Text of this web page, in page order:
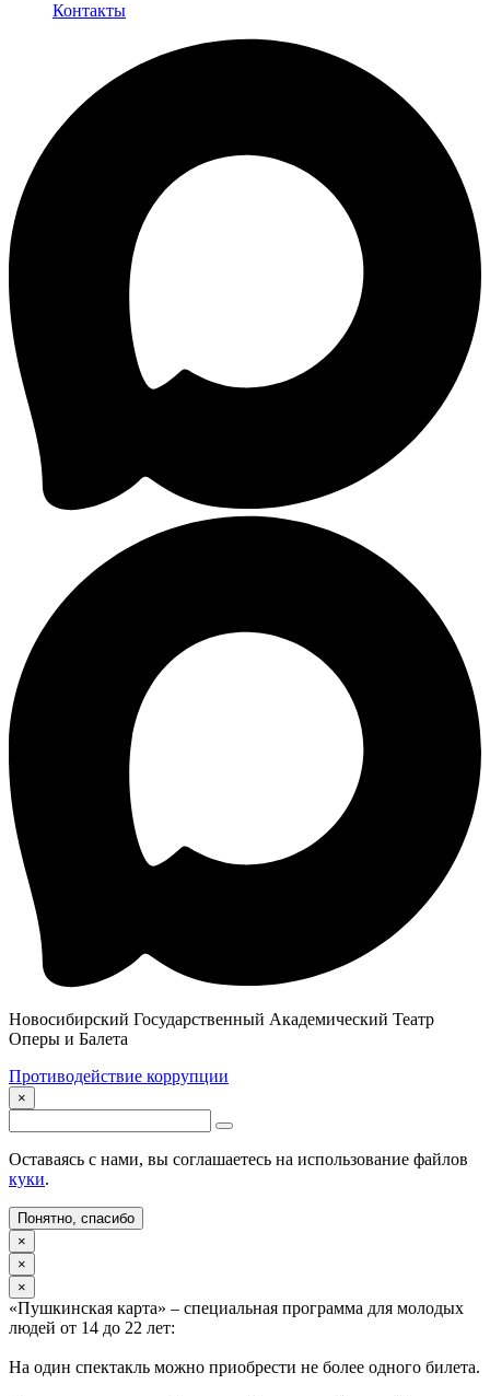
Контакты
Новосибирский Государственный Академический Театр
Оперы и Балета
Противодействие коррупции
×
Оставаясь с нами, вы соглашаетесь на использование файлов
куки.
Понятно, спасибо
×
×
×
«Пушкинская карта» – специальная программа для молодых
людей от 14 до 22 лет:
На один спектакль можно приобрести не более одного билета.